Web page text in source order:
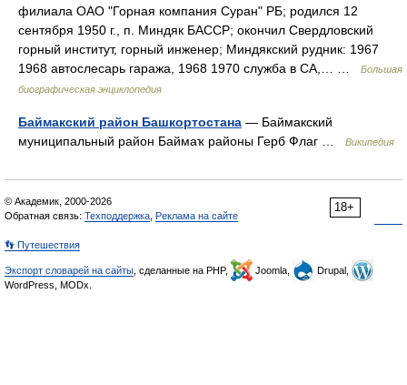
филиала ОАО "Горная компания Суран" РБ; родился 12
сентября 1950 г., п. Миндяк БАССР; окончил Свердловский
горный институт, горный инженер; Миндякский рудник: 1967
1968 автослесарь гаража, 1968 1970 служба в СА,… …
Большая
биографическая энциклопедия
Баймакский район Башкортостана — Баймакский
муниципальный район Баймаҡ районы Герб Флаг …
Википедия
18+
© Академик, 2000-2026
Обратная связь: Техподдержка Реклама на сайте
👣 Путешествия
Экспорт словарей на сайты , сделанные на PHP, Joomla,
Drupal,
WordPress, MODx.